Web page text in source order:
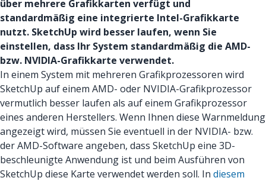
über mehrere Grafikkarten verfügt und
standardmäßig eine integrierte Intel-Grafikkarte
nutzt. SketchUp wird besser laufen, wenn Sie
einstellen, dass Ihr System standardmäßig die AMD-
bzw. NVIDIA-Grafikkarte verwendet.
In einem System mit mehreren Grafikprozessoren wird
SketchUp auf einem AMD- oder NVIDIA-Grafikprozessor
vermutlich besser laufen als auf einem Grafikprozessor
eines anderen Herstellers. Wenn Ihnen diese Warnmeldung
angezeigt wird, müssen Sie eventuell in der NVIDIA- bzw.
der AMD-Software angeben, dass SketchUp eine 3D-
beschleunigte Anwendung ist und beim Ausführen von
SketchUp diese Karte verwendet werden soll. In diesem